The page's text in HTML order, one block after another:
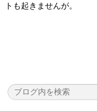
トも起きませんが。